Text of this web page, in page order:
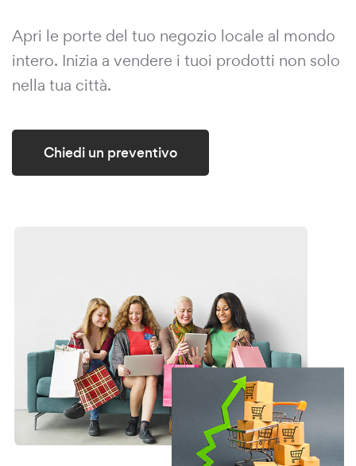
Apri le porte del tuo negozio locale al mondo
intero. Inizia a vendere i tuoi prodotti non solo
nella tua città.
Chiedi un preventivo